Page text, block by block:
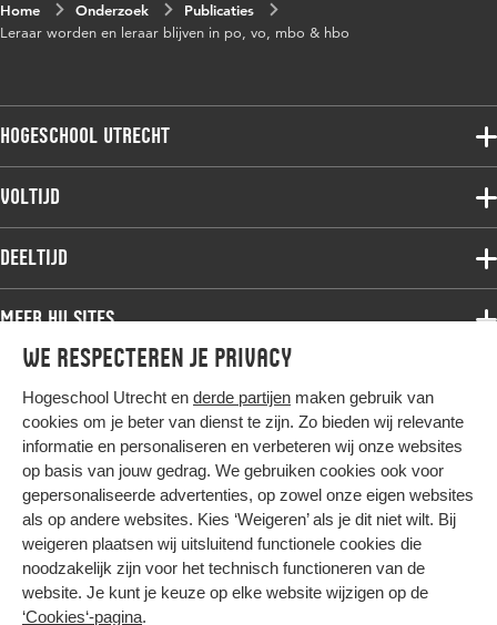
We respecteren je privacy
Hogeschool Utrecht en derde partijen maken gebruik van
cookies om je beter van dienst te zijn. Zo bieden wij relevante
informatie en personaliseren en verbeteren wij onze websites
op basis van jouw gedrag. We gebruiken cookies ook voor
gepersonaliseerde advertenties, op zowel onze eigen websites
als op andere websites. Kies ‘Weigeren’ als je dit niet wilt. Bij
weigeren plaatsen wij uitsluitend functionele cookies die
noodzakelijk zijn voor het technisch functioneren van de
website. Je kunt je keuze op elke website wijzigen op de
‘Cookies‘-pagina.
Home Onderzoek
Publicaties
Leraar worden en leraar blijven in po, vo, mbo & hbo
Hogeschool Utrecht
Voltijdopleidingen
Deeltijdopleidingen
Onderzoek
Werken bij de HU
Contact
Voltijd
Associate degree
Bachelor
Master
Studiekeuze voltijd
Deeltijd
Associate degree
Bachelor
Master
Post-master
Studiekeuze deeltijd
Meer HU sites
HU International
HU Bibliotheek
HU Ontwikkelt
Duurzame HU
Intranet
Trajectum
Hier komt alles samen
Colofon
Privacy
Cookies